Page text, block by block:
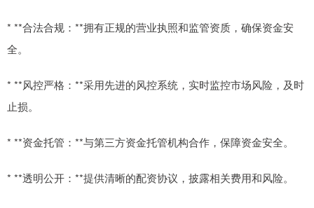
* **合法合规：**拥有正规的营业执照和监管资质，确保资金安
全。
* **风控严格：**采用先进的风控系统，实时监控市场风险，及时
止损。
* **资金托管：**与第三方资金托管机构合作，保障资金安全。
* **透明公开：**提供清晰的配资协议，披露相关费用和风险。